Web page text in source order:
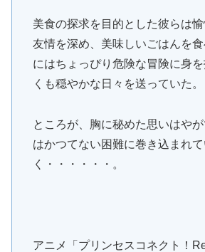
美食の探求を目的とした彼らは
友情を深め、美味しいごはんを
にはちょっぴり危険な冒険に身
くも穏やかな日々を送っていた。
ところが、胸に秘めた思いはや
はかつてない困難に巻き込まれて
く・・・・・・。
アニメ「プリンセスコネクト！